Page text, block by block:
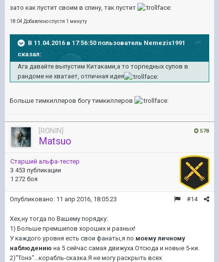
зато как пустит своим в спину, так пустит
18:04 Добавлено спустя 1 минуту
В 11.04.2016 в 17:56:50 пользователь Nemezis1991
сказал:
Ага давайте выпустим Китаками,а то торпедных супов в
рандоме не хватает, отличная идея
Больше тимкиллеров богу тимкиллеров
578
[RONIN]
Matsuo
Старший альфа-тестер
3 453 публикации
1 272 боя
#14
Опубликовано: 11 апр 2016, 18:05:23
Хех,ну тогда по Вашему порядку:
1) Больше премшипов хороших и разных!
У каждого уровня есть свои фанаты,я по моему личному
наблюдению на 5 сейчас самая движуха.Отсюда и новые 5-ки.
2)"Тонэ"...корабль-сказка.Я не могу раскрыть всех